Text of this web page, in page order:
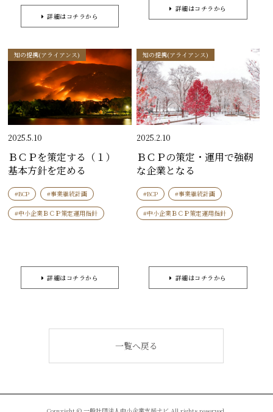
詳細はコチラから
詳細はコチラから
2025.5.10
知の提携(アライアンス)
ＢＣＰを策定する（１）
基本方針を定める
#BCP #事業継続計画
#中小企業ＢＣＰ策定運用指針
詳細はコチラから
2025.2.10
知の提携(アライアンス)
ＢＣＰの策定・運用で強靭
な企業となる
#BCP #事業継続計画
#中小企業ＢＣＰ策定運用指針
詳細はコチラから
一覧へ戻る